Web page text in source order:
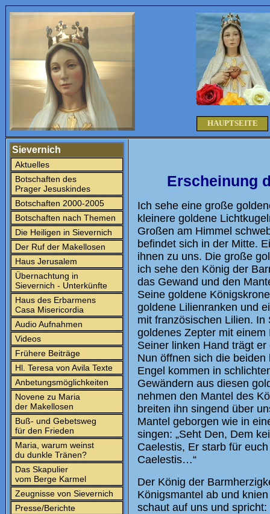
HAUPTSEITE
Sievernich
Aktuelles
Botschaften des
Prager Jesuskindes
Botschaften 2000-2005
Botschaften nach Themen
Die Heiligen in Sievernich
Der Ruf der Makellosen
Haus Jerusalem
Übernachtung in
Sievernich - Unterkünfte
Haus des Erbarmens
Casa Misericordia
Audio Aufnahmen
Videos
Frühere Beiträge
Hl. Teresa von Avila Texte
Anbetungsmöglichkeiten
Novene zu Maria
der Makellosen
Buß- und Gebetsweg
für den Frieden
Maria, warum weinst
du dunkle Tränen?
Das Skapulier
vom Berge Karmel
Zeugnisse von Sievernich
Presse/Berichte
Erscheinung
Ich sehe eine große
kleinere goldene
Großen am Himmel
befindet sich in der Mitte.
ihnen zu uns. Die große
ich sehe den König der
das Gewand und den
Seine goldene
goldene Lilienranken und
mit französischen Lilien.
goldenes Zepter mit
Seiner linken Hand trägt
Nun öffnen sich die
Engel kommen in
Gewändern aus diesen
nehmen den Mantel des
breiten ihn singend über
Mantel geborgen wie in
singen: „Seht Den, Dem
Caelestis, Er starb für
Caelestis…“
Der König der
Königsmantel ab und
schaut auf uns und spricht: